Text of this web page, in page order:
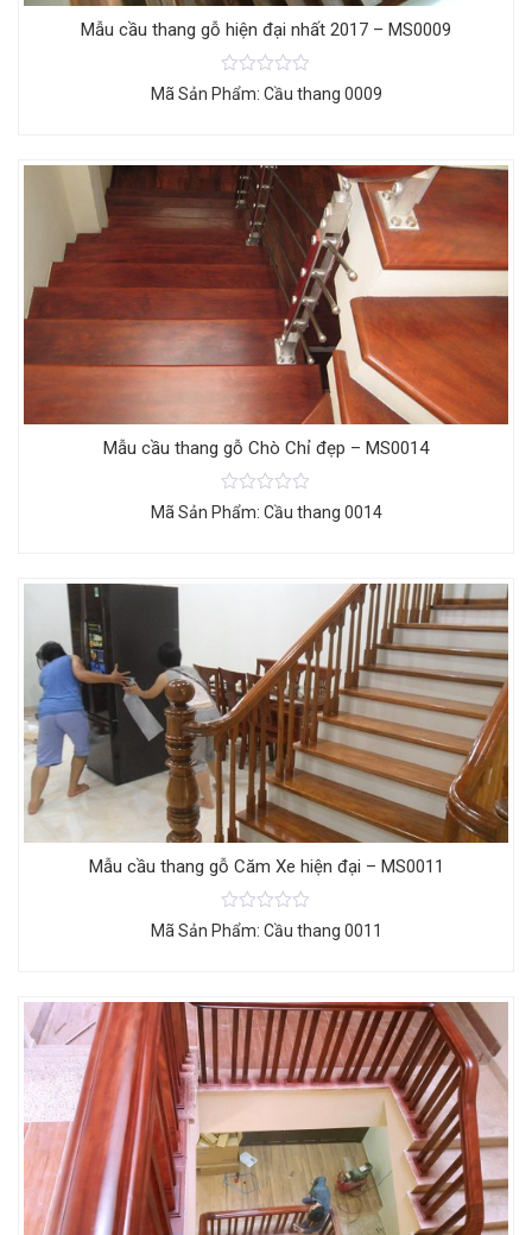
Mẫu cầu thang gỗ hiện đại nhất 2017 – MS0009
Mã Sản Phẩm: Cầu thang 0009
Mẫu cầu thang gỗ Chò Chỉ đẹp – MS0014
Mã Sản Phẩm: Cầu thang 0014
Mẫu cầu thang gỗ Căm Xe hiện đại – MS0011
Mã Sản Phẩm: Cầu thang 0011